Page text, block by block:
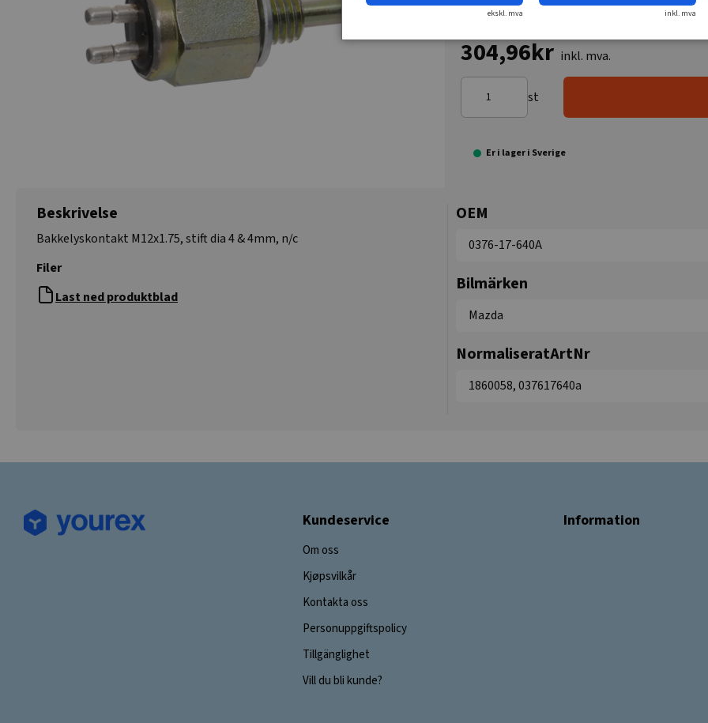
304,96kr inkl. mva.
st
Er i lager i Sverige
Beskrivelse
Bakkelyskontakt M12x1.75, stift dia 4 & 4mm, n/c
Filer
Last ned produktblad
OEM
0376-17-640A
Bilmärken
Mazda
NormaliseratArtNr
1860058, 037617640a
Kundeservice
Om oss
Kjøpsvilkår
Kontakta oss
Personuppgiftspolicy
Tillgänglighet
Vill du bli kunde?
Information
ekskl. mva inkl. mva